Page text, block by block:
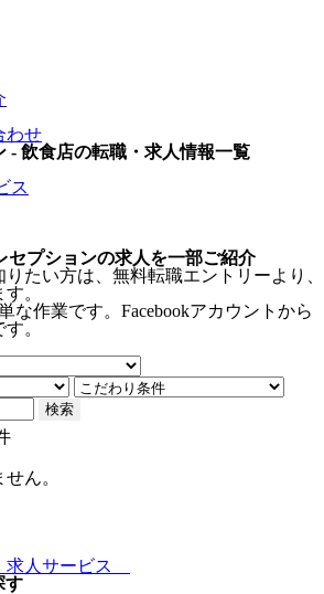
わせ
- 飲食店の転職・求人情報一覧
ス
セプションの求人を一部ご紹介
たい方は、無料転職エントリーより、
。
な作業です。Facebookアカウントから
。
ん。
求人サービス
す